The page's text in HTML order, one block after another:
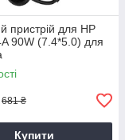
пристрій для HP
90W (7.4*5.0) для
681 ₴
Купити